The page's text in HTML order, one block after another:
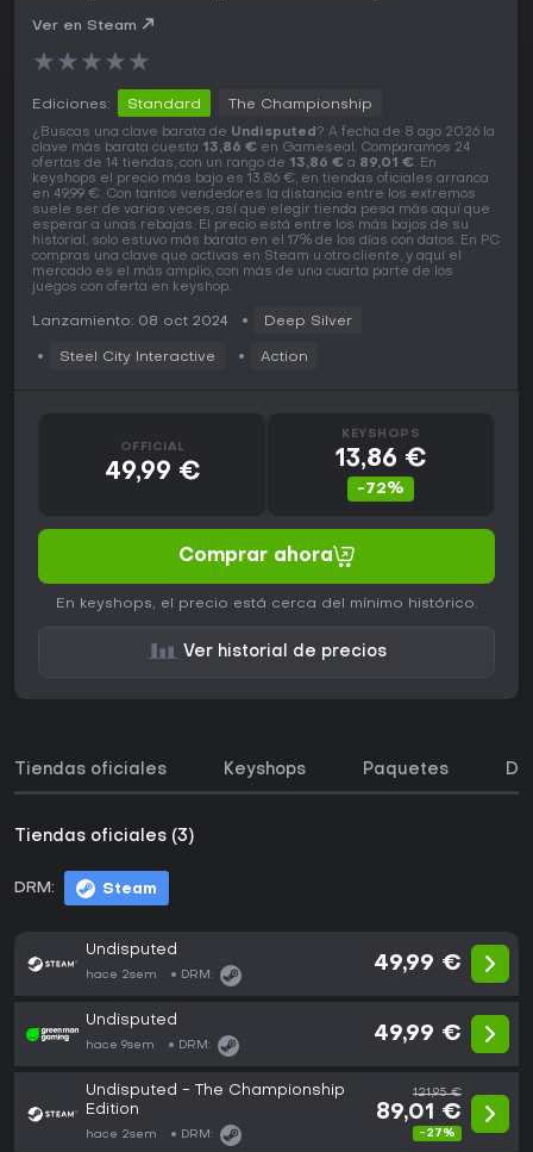
Ver en Steam
★★★★★
Ediciones: Standard The Championship
¿Buscas una clave barata de Undisputed? A fecha de 8 ago 2026 la
clave más barata cuesta 13,86 € en Gameseal. Comparamos 24
ofertas de 14 tiendas, con un rango de 13,86 € a 89,01 €. En
keyshops el precio más bajo es 13,86 €, en tiendas oficiales arranca
en 49,99 €. Con tantos vendedores la distancia entre los extremos
suele ser de varias veces, así que elegir tienda pesa más aquí que
esperar a unas rebajas. El precio está entre los más bajos de su
historial, solo estuvo más barato en el 17% de los días con datos. En PC
compras una clave que activas en Steam u otro cliente, y aquí el
mercado es el más amplio, con más de una cuarta parte de los
juegos con oferta en keyshop.
Lanzamiento: 08 oct 2024 Deep Silver
Steel City Interactive Action
OFFICIAL
49,99 €
KEYSHOPS
13,86 €
-72%
Comprar ahora
En keyshops, el precio está cerca del mínimo histórico.
Ver historial de precios
Tiendas oficiales Keyshops Paquetes
Tiendas oficiales (3)
DRM: Steam
Undisputed
hace 2sem DRM:
49,99 €
Undisputed
hace 9sem DRM:
49,99 €
Undisputed - The Championship
Edition
hace 2sem DRM:
121,95 €
89,01 €
-27%